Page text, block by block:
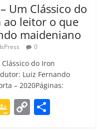
Um Clássico do
ao leitor o que
maideniano
0
do Iron
Luiz Fernando
– 2020Páginas:
G C